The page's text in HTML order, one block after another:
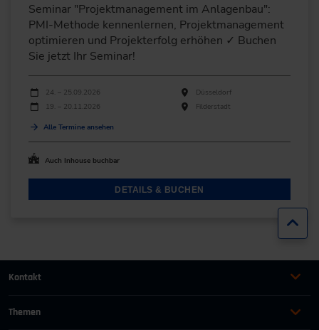
Seminar "Projektmanagement im Anlagenbau":
PMI-Methode kennenlernen, Projektmanagement
optimieren und Projekterfolg erhöhen ✓ Buchen
Sie jetzt Ihr Seminar!
Durchführungen
Veranstaltungsdatum
24. – 25.09.2026
Düsseldorf
19. – 20.11.2026
Filderstadt
Alle Termine ansehen
Auch Inhouse buchbar
DETAILS & BUCHEN
Kontakt
+49 (0)2116214-201
Themen